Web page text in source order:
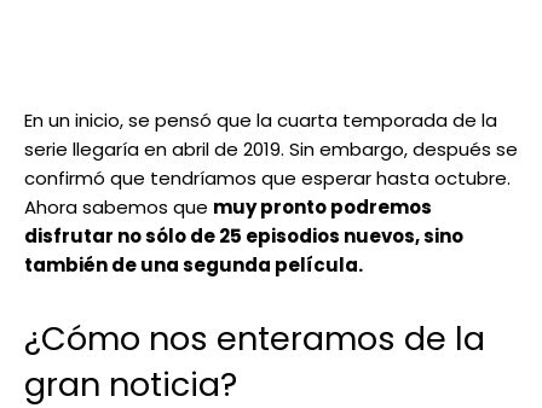
En un inicio, se pensó que la cuarta temporada de la
serie llegaría en abril de 2019. Sin embargo, después se
confirmó que tendríamos que esperar hasta octubre.
Ahora sabemos que muy pronto podremos
disfrutar no sólo de 25 episodios nuevos, sino
también de una segunda película.
¿Cómo nos enteramos de la
gran noticia?